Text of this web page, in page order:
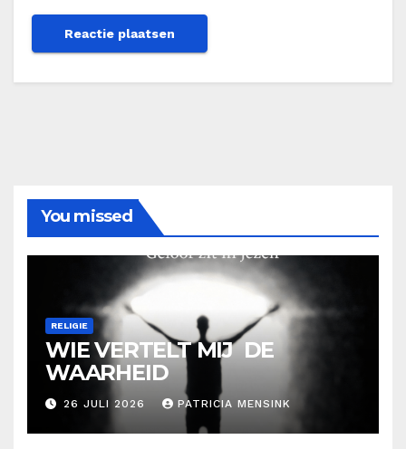
You missed
RELIGIE
WIE VERTELT MIJ DE
WAARHEID
26 JULI 2026 PATRICIA MENSINK